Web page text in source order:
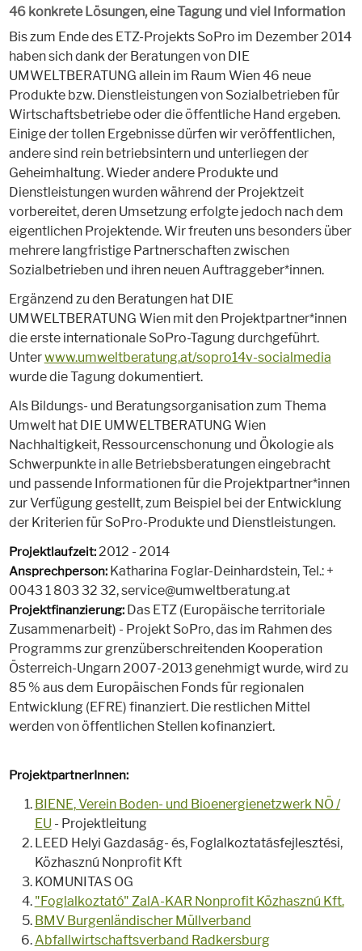
46 konkrete Lösungen, eine Tagung und viel Information
Bis zum Ende des ETZ-Projekts SoPro im Dezember 2014
haben sich dank der Beratungen von DIE
UMWELTBERATUNG allein im Raum Wien 46 neue
Produkte bzw. Dienstleistungen von Sozialbetrieben für
Wirtschaftsbetriebe oder die öffentliche Hand ergeben.
Einige der tollen Ergebnisse dürfen wir veröffentlichen,
andere sind rein betriebsintern und unterliegen der
Geheimhaltung. Wieder andere Produkte und
Dienstleistungen wurden während der Projektzeit
vorbereitet, deren Umsetzung erfolgte jedoch nach dem
eigentlichen Projektende. Wir freuten uns besonders über
mehrere langfristige Partnerschaften zwischen
Sozialbetrieben und ihren neuen Auftraggeber*innen.
Ergänzend zu den Beratungen hat DIE
UMWELTBERATUNG Wien mit den Projektpartner*innen
die erste internationale SoPro-Tagung durchgeführt.
Unterwww.umweltberatung.at/sopro14v-socialmedia
wurde die Tagung dokumentiert.
Als Bildungs- und Beratungsorganisation zum Thema
Umwelt hat DIE UMWELTBERATUNG Wien
Nachhaltigkeit, Ressourcenschonung und Ökologie als
Schwerpunkte in alle Betriebsberatungen eingebracht
und passende Informationen für die Projektpartner*innen
zur Verfügung gestellt, zum Beispiel bei der Entwicklung
der Kriterien für SoPro-Produkte und Dienstleistungen.
Projektlaufzeit:2012 - 2014
Ansprechperson:Katharina Foglar-Deinhardstein, Tel.: +
0043 1 803 32 32, service@umweltberatung.at
Projektfinanzierung:Das ETZ (Europäische territoriale
Zusammenarbeit) - Projekt SoPro, das im Rahmen des
Programms zur grenzüberschreitenden Kooperation
Österreich-Ungarn 2007-2013 genehmigt wurde, wird zu
85 % aus dem Europäischen Fonds für regionalen
Entwicklung (EFRE) finanziert. Die restlichen Mittel
werden von öffentlichen Stellen kofinanziert.
ProjektpartnerInnen:
BIENE, Verein Boden- und Bioenergienetzwerk NÖ /
EU - Projektleitung
LEED Helyi Gazdaság- és, Foglalkoztatásfejlesztési,
Közhasznú Nonprofit Kft
KOMUNITAS OG
"Foglalkoztató" ZalA-KAR Nonprofit Közhasznú Kft.
BMV Burgenländischer Müllverband
Abfallwirtschaftsverband Radkersburg